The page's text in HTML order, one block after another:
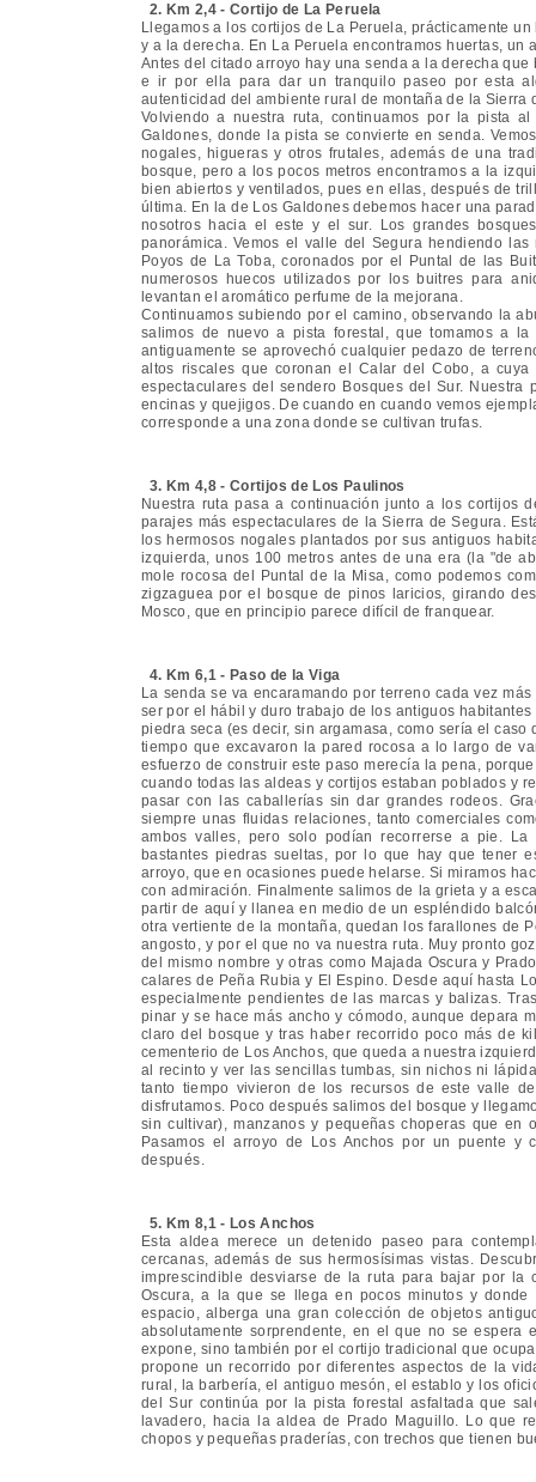
2. Km 2,4 - Cortijo de La Peruela
Llegamos a los cortijos de La Peruela, prácticamente
y a la derecha. En La Peruela encontramos huertas,
Antes del citado arroyo hay una senda a la derecha
e ir por ella para dar un tranquilo paseo por esta
autenticidad del ambiente rural de montaña de la Sierra
Volviendo a nuestra ruta, continuamos por la pista
Galdones, donde la pista se convierte en senda.
nogales, higueras y otros frutales, además de una
bosque, pero a los pocos metros encontramos a la
bien abiertos y ventilados, pues en ellas, después de
última. En la de Los Galdones debemos hacer una
nosotros hacia el este y el sur. Los grandes
panorámica. Vemos el valle del Segura hendiendo
Poyos de La Toba, coronados por el Puntal de las
numerosos huecos utilizados por los buitres para
levantan el aromático perfume de la mejorana.
Continuamos subiendo por el camino, observando la
salimos de nuevo a pista forestal, que tomamos a
antiguamente se aprovechó cualquier pedazo de
altos riscales que coronan el Calar del Cobo, a
espectaculares del sendero Bosques del Sur.
encinas y quejigos. De cuando en cuando vemos
corresponde a una zona donde se cultivan trufas.
3. Km 4,8 - Cortijos de Los Paulinos
Nuestra ruta pasa a continuación junto a los cortijos
parajes más espectaculares de la Sierra de Segura.
los hermosos nogales plantados por sus antiguos
izquierda, unos 100 metros antes de una era (la "de
mole rocosa del Puntal de la Misa, como podemos
zigzaguea por el bosque de pinos laricios, girando
Mosco, que en principio parece difícil de franquear.
4. Km 6,1 - Paso de la Viga
La senda se va encaramando por terreno cada vez
ser por el hábil y duro trabajo de los antiguos
piedra seca (es decir, sin argamasa, como sería el
tiempo que excavaron la pared rocosa a lo largo de
esfuerzo de construir este paso merecía la pena,
cuando todas las aldeas y cortijos estaban poblados y
pasar con las caballerías sin dar grandes rodeos.
siempre unas fluidas relaciones, tanto comerciales
ambos valles, pero solo podían recorrerse a pie.
bastantes piedras sueltas, por lo que hay que tener
arroyo, que en ocasiones puede helarse. Si miramos
con admiración. Finalmente salimos de la grieta y a
partir de aquí y llanea en medio de un espléndido
otra vertiente de la montaña, quedan los farallones de
angosto, y por el que no va nuestra ruta. Muy pronto
del mismo nombre y otras como Majada Oscura y
calares de Peña Rubia y El Espino. Desde aquí hasta
especialmente pendientes de las marcas y balizas.
pinar y se hace más ancho y cómodo, aunque depara
claro del bosque y tras haber recorrido poco más de
cementerio de Los Anchos, que queda a nuestra
al recinto y ver las sencillas tumbas, sin nichos ni
tanto tiempo vivieron de los recursos de este valle
disfrutamos. Poco después salimos del bosque y
sin cultivar), manzanos y pequeñas choperas que
Pasamos el arroyo de Los Anchos por un puente y
después.
5. Km 8,1 - Los Anchos
Esta aldea merece un detenido paseo para
cercanas, además de sus hermosísimas vistas.
imprescindible desviarse de la ruta para bajar por
Oscura, a la que se llega en pocos minutos y
espacio, alberga una gran colección de objetos
absolutamente sorprendente, en el que no se espera
expone, sino también por el cortijo tradicional que
propone un recorrido por diferentes aspectos de la
rural, la barbería, el antiguo mesón, el establo y los
del Sur continúa por la pista forestal asfaltada que
lavadero, hacia la aldea de Prado Maguillo. Lo que
chopos y pequeñas praderías, con trechos que tienen